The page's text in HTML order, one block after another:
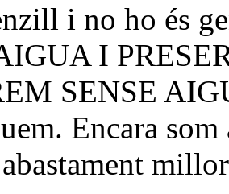
i no ho és
I
SENSE
Encara